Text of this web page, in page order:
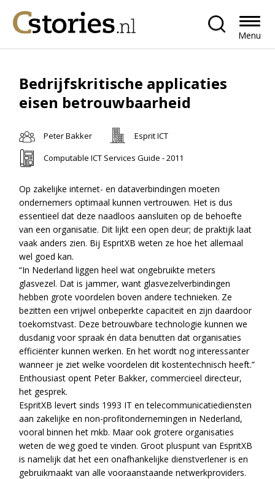
Menu
Bedrijfskritische applicaties
eisen betrouwbaarheid
Peter Bakker
Esprit ICT
Computable ICT Services Guide - 2011
Op zakelijke internet- en dataverbindingen moeten
ondernemers optimaal kunnen vertrouwen. Het is dus
essentieel dat deze naadloos aansluiten op de behoefte
van een organisatie. Dit lijkt een open deur; de praktijk laat
vaak anders zien. Bij EspritXB weten ze hoe het allemaal
wel goed kan.
“In Nederland liggen heel wat ongebruikte meters
glasvezel. Dat is jammer, want glasvezelverbindingen
hebben grote voordelen boven andere technieken. Ze
bezitten een vrijwel onbeperkte capaciteit en zijn daardoor
toekomstvast. Deze betrouwbare technologie kunnen we
dusdanig voor spraak én data benutten dat organisaties
efficiënter kunnen werken. En het wordt nog interessanter
wanneer je ziet welke voordelen dit kostentechnisch heeft.”
Enthousiast opent Peter Bakker, commercieel directeur,
het gesprek.
EspritXB levert sinds 1993 IT en telecommunicatiediensten
aan zakelijke en non-profitondernemingen in Nederland,
vooral binnen het mkb. Maar ook grotere organisaties
weten de weg goed te vinden. Groot pluspunt van EspritXB
is namelijk dat het een onafhankelijke dienstverlener is en
gebruikmaakt van alle vooraanstaande netwerkproviders.